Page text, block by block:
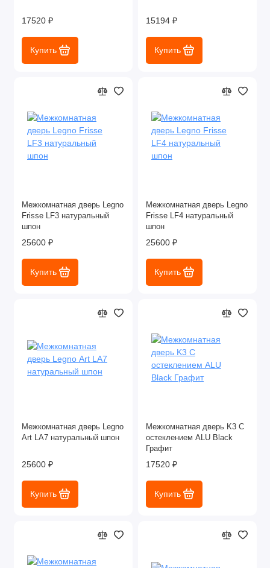
17520 ₽
Купить
15194 ₽
Купить
Межкомнатная дверь Legno
Frisse LF3 натуральный
шпон
25600 ₽
Купить
Межкомнатная дверь Legno
Frisse LF4 натуральный
шпон
25600 ₽
Купить
Межкомнатная дверь Legnо
Art LA7 натуральный шпон
25600 ₽
Купить
Межкомнатная дверь K3 С
остеклением ALU Black
Графит
17520 ₽
Купить